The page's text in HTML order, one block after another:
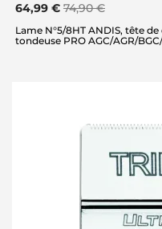
64,99 € 74,90 €
Lame N°5/8HT ANDIS, tête
tondeuse PRO AGC/AGR/